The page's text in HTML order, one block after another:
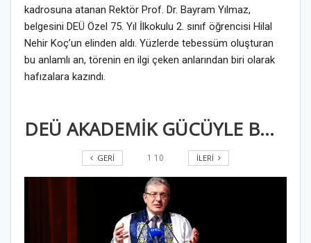
kadrosuna atanan Rektör Prof. Dr. Bayram Yılmaz,
belgesini DEÜ Özel 75. Yıl İlkokulu 2. sınıf öğrencisi Hilal
Nehir Koç’un elinden aldı. Yüzlerde tebessüm oluşturan
bu anlamlı an, törenin en ilgi çeken anlarından biri olarak
hafızalara kazındı.
DEÜ AKADEMİK GÜCÜYLE BÜYÜYOR: ATANAN VE YÜKSELEN 452 AKADEMİSYEN ONURLANDIRILDI
GERI 1 10 İLERI